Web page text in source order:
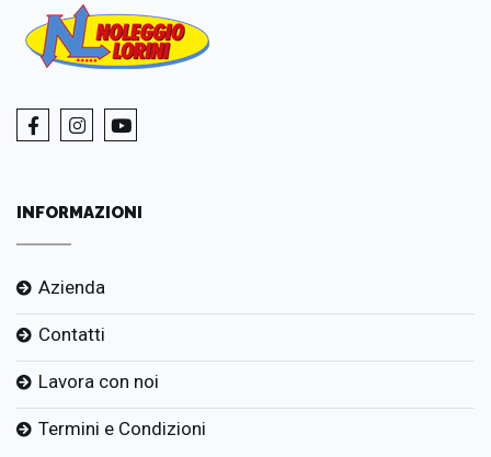
INFORMAZIONI
Azienda
Contatti
Lavora con noi
Termini e Condizioni